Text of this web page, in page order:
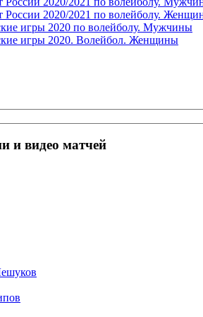
России 2020/2021 по волейболу.
игры 2020 по волейболу. Мужчины
игры 2020. Волейбол. Женщины
и видео матчей